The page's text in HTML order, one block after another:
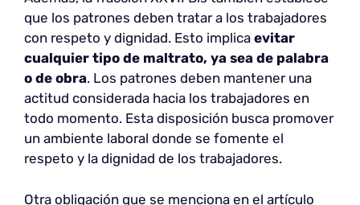
que los patrones deben tratar a los trabajadores
con respeto y dignidad. Esto implica evitar
cualquier tipo de maltrato, ya sea de palabra
o de obra. Los patrones deben mantener una
actitud considerada hacia los trabajadores en
todo momento. Esta disposición busca promover
un ambiente laboral donde se fomente el
respeto y la dignidad de los trabajadores.
Otra obligación que se menciona en el artículo